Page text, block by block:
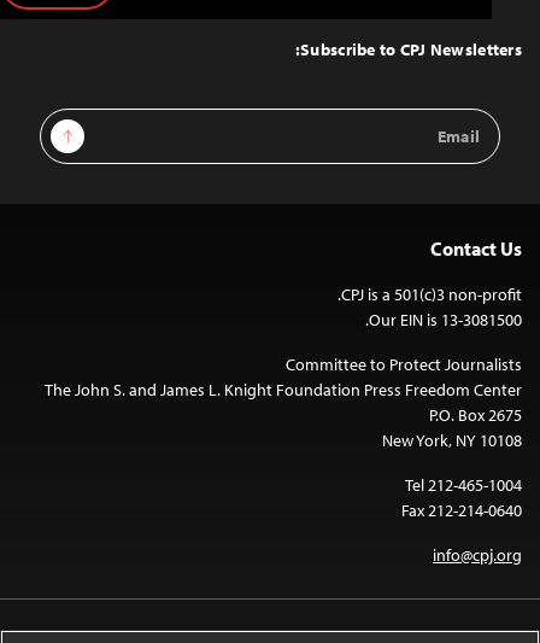
Top
Subscribe to CPJ Newsletters:
Email
Address
Sign Up
Contact Us
CPJ is a 501(c)3 non-profit.
Our EIN is 13-3081500.
Committee to Protect Journalists
The John S. and James L. Knight Foundation Press Freedom Center
P.O. Box 2675
New York, NY 10108
Tel 212-465-1004
Fax 212-214-0640
info@cpj.org